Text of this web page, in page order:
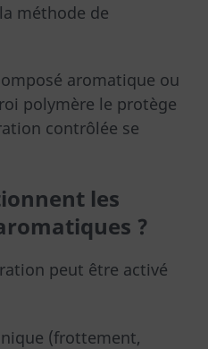
méthode de
aromatique ou
polymère le protège
contrôlée se
les
?
peut être activé
(frottement,